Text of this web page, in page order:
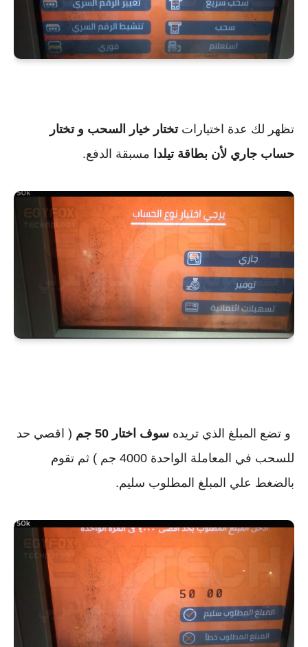
تظهر لك عدة اختياراتتختار خيار السحب و تختار
حساب جاري لأن بطاقة تيلدا مسبقة الدفع.
و تضع المبلغ الذي تريده سوف اختار 50 جم
( اقصي حد
للسحب في المعاملة الواحدة 4000 جم ) ثم تقوم
بالضغط علي المبلغ المطلوب سليم.